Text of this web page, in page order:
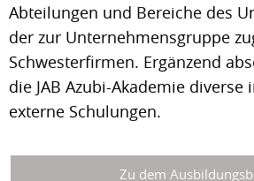
Abteilungen und Bereiche des
der zur Unternehmensgruppe
Schwesterfirmen. Ergänzend
die JAB Azubi-Akademie diverse
externe Schulungen.
Zu dem